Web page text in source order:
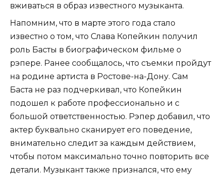
вживаться в образ известного музыканта.
Напомним, что в марте этого года стало
известно о том, что Слава Копейкин получил
роль Басты в биографическом фильме о
рэпере. Ранее сообщалось, что съемки пройдут
на родине артиста в Ростове-на-Дону. Сам
Баста не раз подчеркивал, что Копейкин
подошел к работе профессионально и с
большой ответственностью. Рэпер добавил, что
актер буквально сканирует его поведение,
внимательно следит за каждым действием,
чтобы потом максимально точно повторить все
детали. Музыкант также признался, что ему